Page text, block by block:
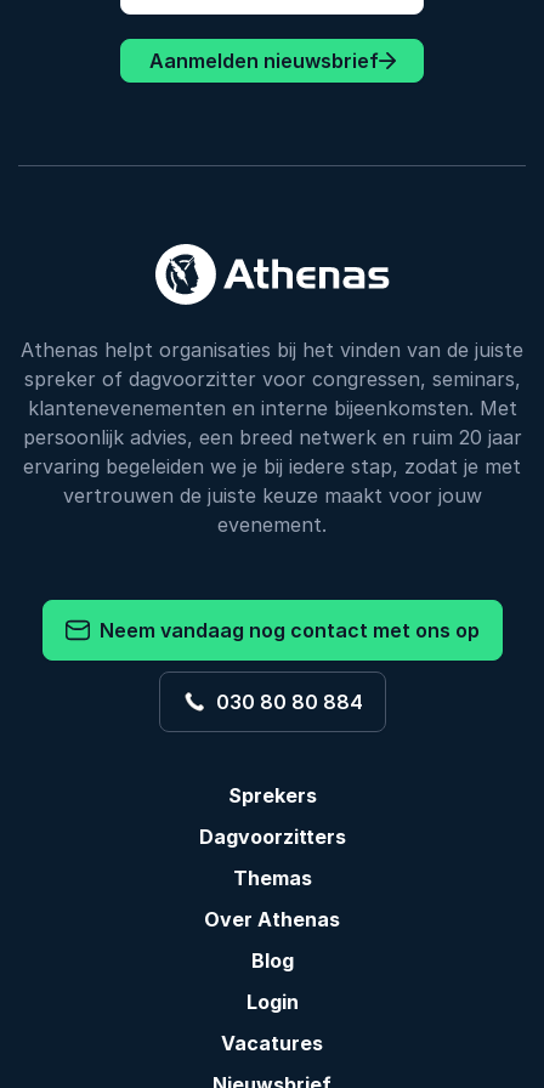
Aanmelden nieuwsbrief
Athenas helpt organisaties bij het vinden van de juiste
spreker of dagvoorzitter voor congressen, seminars,
klantenevenementen en interne bijeenkomsten. Met
persoonlijk advies, een breed netwerk en ruim 20 jaar
ervaring begeleiden we je bij iedere stap, zodat je met
vertrouwen de juiste keuze maakt voor jouw
evenement.
Neem vandaag nog contact met ons op
030 80 80 884
Sprekers
Dagvoorzitters
Themas
Over Athenas
Blog
Login
Vacatures